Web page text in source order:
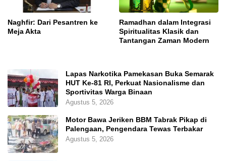
Naghfir: Dari Pesantren ke
Meja Akta
Ramadhan dalam Integrasi
Spiritualitas Klasik dan
Tantangan Zaman Modern
Lapas Narkotika Pamekasan Buka Semarak
HUT Ke-81 RI, Perkuat Nasionalisme dan
Sportivitas Warga Binaan
Agustus 5, 2026
Motor Bawa Jeriken BBM Tabrak Pikap di
Palengaan, Pengendara Tewas Terbakar
Agustus 5, 2026